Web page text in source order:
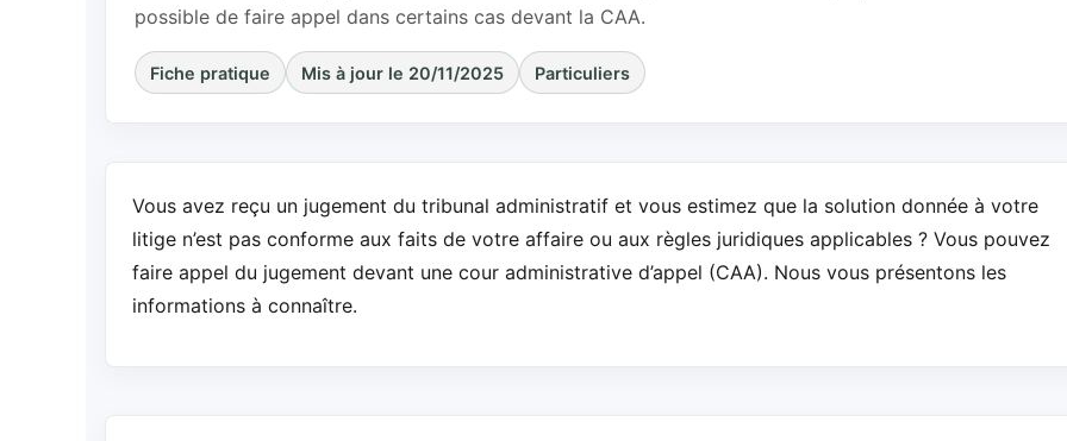
possible de faire appel dans certains cas devant la CAA.
Fiche pratique Mis à jour le 20/11/2025 Particuliers
Vous avez reçu un jugement du tribunal administratif et vous estimez que la solution donnée à votre
litige n’est pas conforme aux faits de votre affaire ou aux règles juridiques applicables ? Vous pouvez
faire appel du jugement devant une cour administrative d’appel (CAA). Nous vous présentons les
informations à connaître.